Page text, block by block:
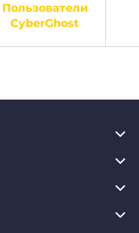
Пользователи
CyberGhost